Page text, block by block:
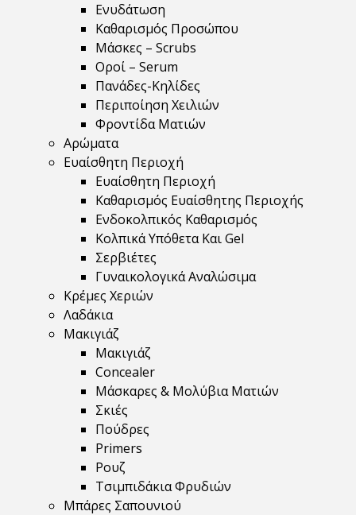
Ενυδάτωση
Καθαρισμός Προσώπου
Μάσκες – Scrubs
Οροί – Serum
Πανάδες-Κηλίδες
Περιποίηση Χειλιών
Φροντίδα Ματιών
Αρώματα
Ευαίσθητη Περιοχή
Ευαίσθητη Περιοχή
Καθαρισμός Ευαίσθητης Περιοχής
Ενδοκολπικός Καθαρισμός
Κολπικά Υπόθετα Και Gel
Σερβιέτες
Γυναικολογικά Αναλώσιμα
Κρέμες Χεριών
Λαδάκια
Μακιγιάζ
Μακιγιάζ
Concealer
Μάσκαρες & Μολύβια Ματιών
Σκιές
Πούδρες
Primers
Ρουζ
Τσιμπιδάκια Φρυδιών
Μπάρες Σαπουνιού